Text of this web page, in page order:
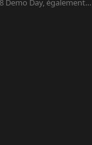
Demo Day, également…